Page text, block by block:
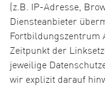
(z.B. IP-Adresse,
Diensteanbieter
Fortbildungszentrum
Zeitpunkt der
jeweilige
wir explizit darauf